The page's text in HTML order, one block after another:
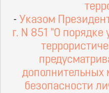
- Указом
г. N 851 "О порядке
дополнительных
безопасности